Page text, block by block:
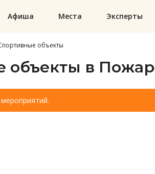
Афиша Места Эксперты
объекты
объекты в